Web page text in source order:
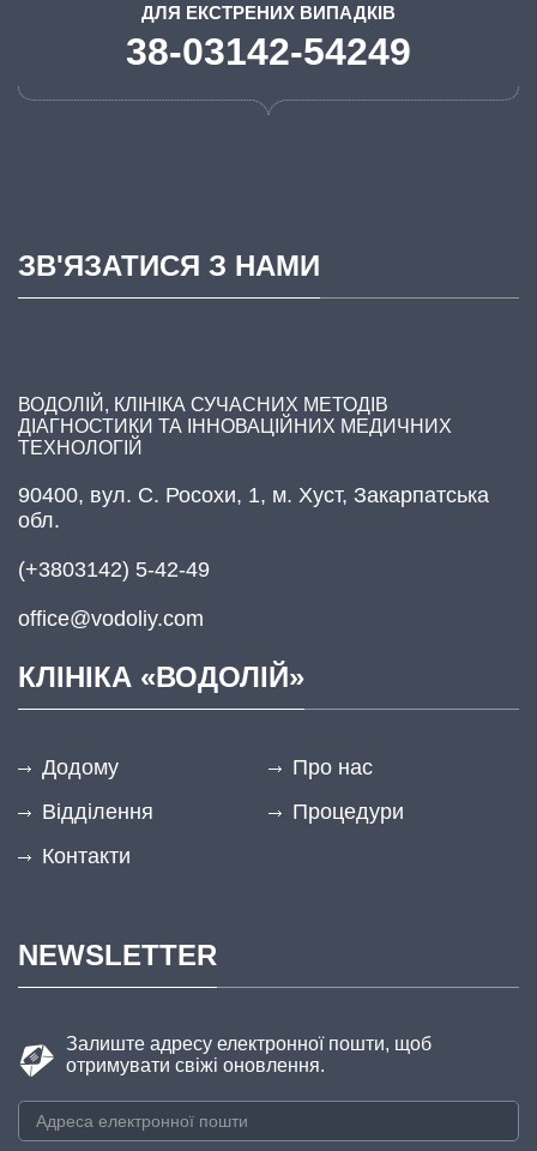
ДЛЯ ЕКСТРЕНИХ ВИПАДКІВ
38-03142-54249
ЗВ'ЯЗАТИСЯ З НАМИ
ВОДОЛІЙ, КЛІНІКА СУЧАСНИХ МЕТОДІВ
ДІАГНОСТИКИ ТА ІННОВАЦІЙНИХ МЕДИЧНИХ
ТЕХНОЛОГІЙ
90400, вул. С. Росохи, 1, м. Хуст, Закарпатська
обл.
(+3803142) 5-42-49
office@vodoliy.com
КЛІНІКА «ВОДОЛІЙ»
Додому
Про нас
Відділення
Процедури
Контакти
NEWSLETTER
Залиште адресу електронної пошти, щоб
отримувати свіжі оновлення.